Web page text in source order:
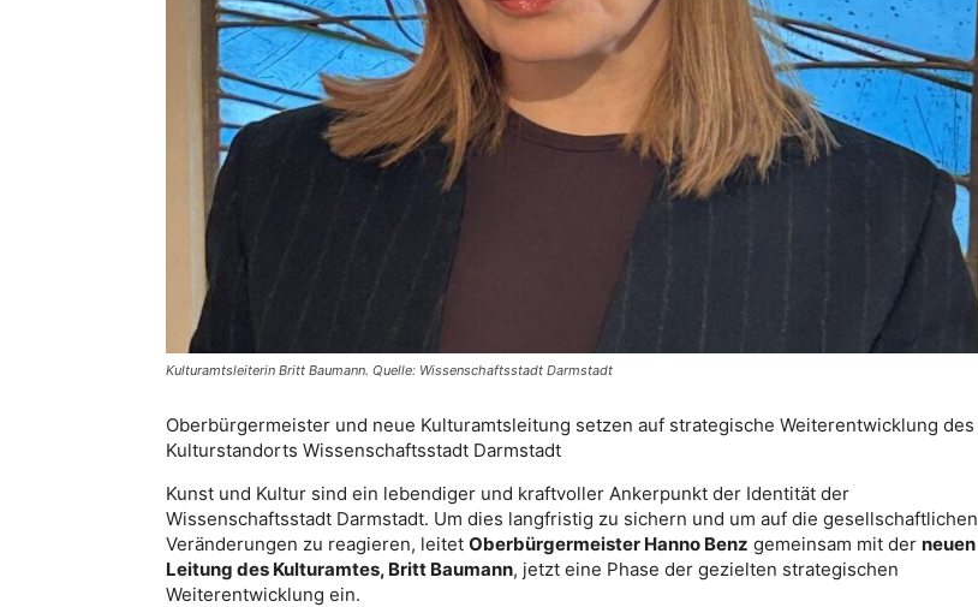
Kulturamtsleiterin Britt Baumann. Quelle: Wissenschaftsstadt Darmstadt
Oberbürgermeister und neue Kulturamtsleitung setzen auf strategische Weiterentwicklung des
Kulturstandorts Wissenschaftsstadt Darmstadt
Kunst und Kultur sind ein lebendiger und kraftvoller Ankerpunkt der Identität der
Wissenschaftsstadt Darmstadt. Um dies langfristig zu sichern und um auf die gesellschaftlichen
Veränderungen zu reagieren, leitet Oberbürgermeister Hanno Benz gemeinsam mit der neuen
Leitung des Kulturamtes, Britt Baumann, jetzt eine Phase der gezielten strategischen
Weiterentwicklung ein.